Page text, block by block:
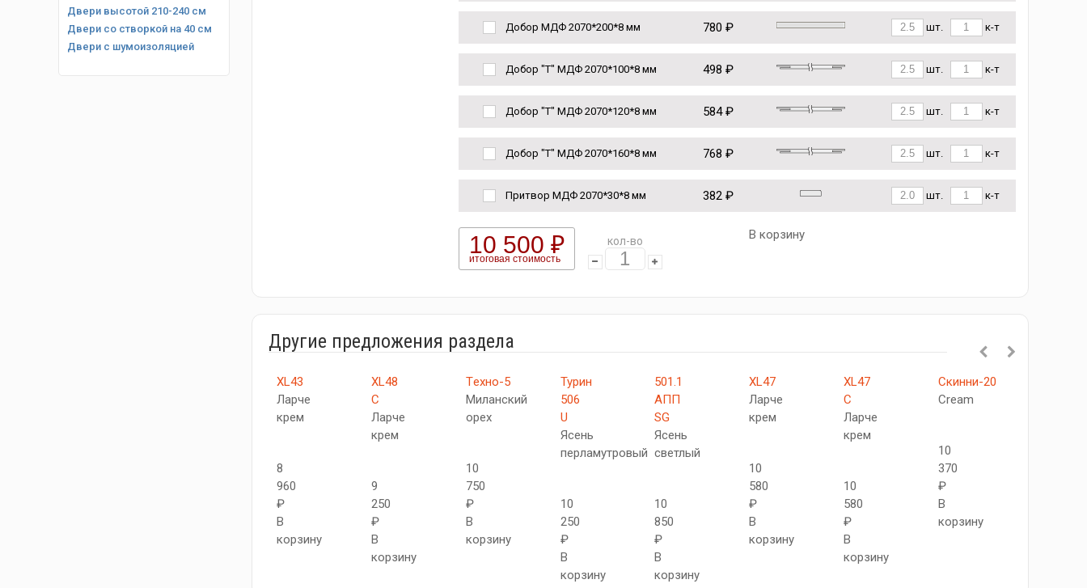
Двери высотой 210-240 см
Двери со створкой на 40 см
Двери с шумоизоляцией
Добор МДФ 2070*200*8 мм 780 ₽ шт. к-т
Добор "Т" МДФ 2070*100*8 мм 498 ₽ шт. к-т
Добор "Т" МДФ 2070*120*8 мм 584 ₽ шт. к-т
Добор "Т" МДФ 2070*160*8 мм 768 ₽ шт. к-т
Притвор МДФ 2070*30*8 мм 382 ₽ шт. к-т
10 500 ₽
итоговая стоимость
кол-во В корзину
Другие предложения раздела
XL43
Ларче
крем
8
960
₽
В
корзину
XL48
C
Ларче
крем
9
250
₽
В
корзину
Tехно-5
Миланский
орех
10
750
₽
В
корзину
Турин
506
U
Ясень
перламутровый
10
250
₽
В
корзину
501.1
АПП
SG
Ясень
светлый
10
850
₽
В
корзину
XL47
Ларче
крем
10
580
₽
В
корзину
XL47
C
Ларче
крем
10
580
₽
В
корзину
Скинни-20
Cream
10
370
₽
В
корзину